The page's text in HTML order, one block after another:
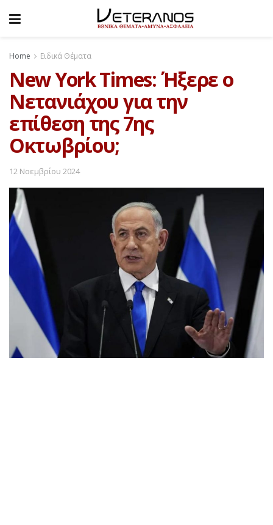
Home Ειδικά Θέματα
New York Times: Ήξερε ο
Νετανιάχου για την
επίθεση της 7ης
Οκτωβρίου;
12 Νοεμβρίου 2024